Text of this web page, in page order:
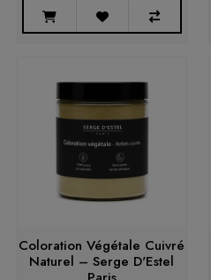
Coloration Végétale Cuivré
Naturel – Serge D'Estel